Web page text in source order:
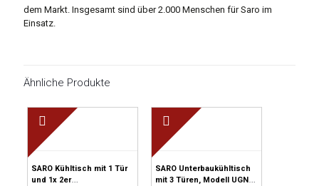
dem Markt. Insgesamt sind über 2.000 Menschen für Saro im
Einsatz.
Ähnliche Produkte
SARO Kühltisch mit 1 Tür
und 1x 2er
SARO Unterbaukühltisch
mit 3 Türen, Modell UGN